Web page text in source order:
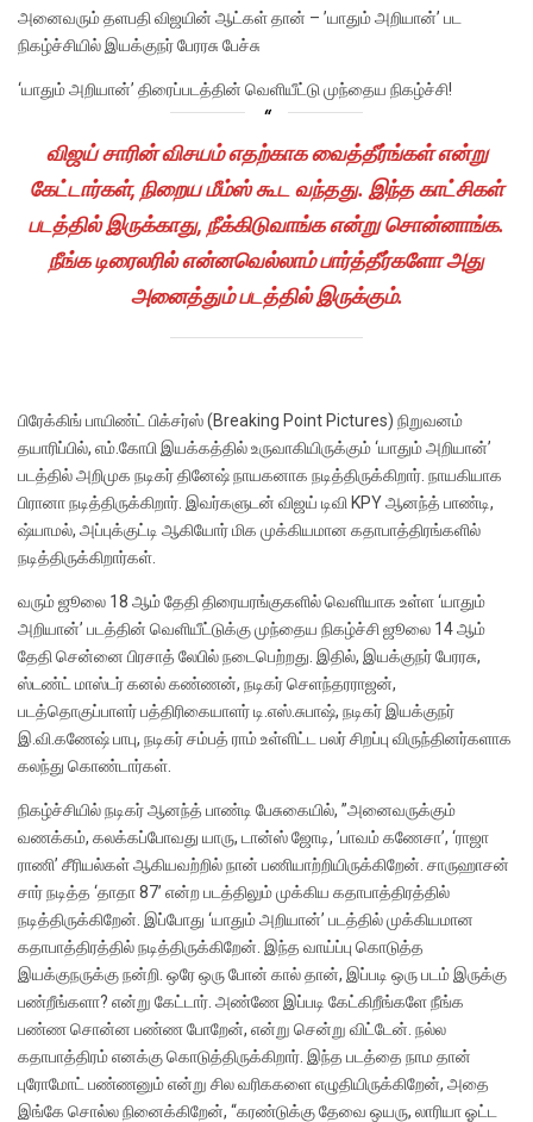
அனைவரும் தளபதி விஜயின் ஆட்கள் தான் – ’யாதும் அறியான்’ பட
நிகழ்ச்சியில் இயக்குநர் பேரரசு பேச்சு
‘யாதும் அறியான்’ திரைப்படத்தின் வெளியீட்டு முந்தைய நிகழ்ச்சி!
விஜய் சாரின் விசயம் எதற்காக வைத்தீர்ங்கள் என்று
கேட்டார்கள், நிறைய மீம்ஸ் கூட வந்தது. இந்த காட்சிகள்
படத்தில் இருக்காது, நீக்கிடுவாங்க என்று சொன்னாங்க.
நீங்க டிரைலரில் என்னவெல்லாம் பார்த்தீர்களோ அது
அனைத்தும் படத்தில் இருக்கும்.
பிரேக்கிங் பாயிண்ட் பிக்சர்ஸ் (Breaking Point Pictures) நிறுவனம்
தயாரிப்பில், எம்.கோபி இயக்கத்தில் உருவாகியிருக்கும் ‘யாதும் அறியான்’
படத்தில் அறிமுக நடிகர் தினேஷ் நாயகனாக நடித்திருக்கிறார். நாயகியாக
பிரானா நடித்திருக்கிறார். இவர்களுடன் விஜய் டிவி KPY ஆனந்த் பாண்டி,
ஷ்யாமல், அப்புக்குட்டி ஆகியோர் மிக முக்கியமான கதாபாத்திரங்களில்
நடித்திருக்கிறார்கள்.
வரும் ஜூலை 18 ஆம் தேதி திரையரங்குகளில் வெளியாக உள்ள ‘யாதும்
அறியான்’ படத்தின் வெளியீட்டுக்கு முந்தைய நிகழ்ச்சி ஜூலை 14 ஆம்
தேதி சென்னை பிரசாத் லேபில் நடைபெற்றது. இதில், இயக்குநர் பேரரசு,
ஸ்டண்ட் மாஸ்டர் கனல் கண்ணன், நடிகர் செளந்தரராஜன்,
படத்தொகுப்பாளர் பத்திரிகையாளர் டி.எஸ்.சுபாஷ், நடிகர் இயக்குநர்
இ.வி.கணேஷ் பாபு, நடிகர் சம்பத் ராம் உள்ளிட்ட பலர் சிறப்பு விருந்தினர்களாக
கலந்து கொண்டார்கள்.
நிகழ்ச்சியில் நடிகர் ஆனந்த் பாண்டி பேசுகையில், ”அனைவருக்கும்
வணக்கம், கலக்கப்போவது யாரு, டான்ஸ் ஜோடி, ’பாவம் கணேசா’, ‘ராஜா
ராணி’ சீரியல்கள் ஆகியவற்றில் நான் பணியாற்றியிருக்கிறேன். சாருஹாசன்
சார் நடித்த ‘தாதா 87’ என்ற படத்திலும் முக்கிய கதாபாத்திரத்தில்
நடித்திருக்கிறேன். இப்போது ‘யாதும் அறியான்’ படத்தில் முக்கியமான
கதாபாத்திரத்தில் நடித்திருக்கிறேன். இந்த வாய்ப்பு கொடுத்த
இயக்குநருக்கு நன்றி. ஒரே ஒரு போன் கால் தான், இப்படி ஒரு படம் இருக்கு
பண்றீங்களா? என்று கேட்டார். அண்ணே இப்படி கேட்கிறீங்களே நீங்க
பண்ண சொன்ன பண்ண போறேன், என்று சென்று விட்டேன். நல்ல
கதாபாத்திரம் எனக்கு கொடுத்திருக்கிறார். இந்த படத்தை நாம தான்
புரோமோட் பண்ணனும் என்று சில வரிககளை எழுதியிருக்கிறேன், அதை
இங்கே சொல்ல நினைக்கிறேன், “கரண்டுக்கு தேவை ஒயரு, லாரியா ஓட்ட